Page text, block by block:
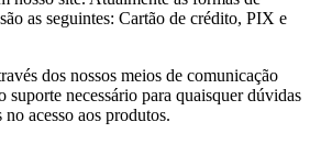
as seguintes: Cartão de crédito, PIX e
dos nossos meios de comunicação
suporte necessário para quaisquer dúvidas
acesso aos produtos.